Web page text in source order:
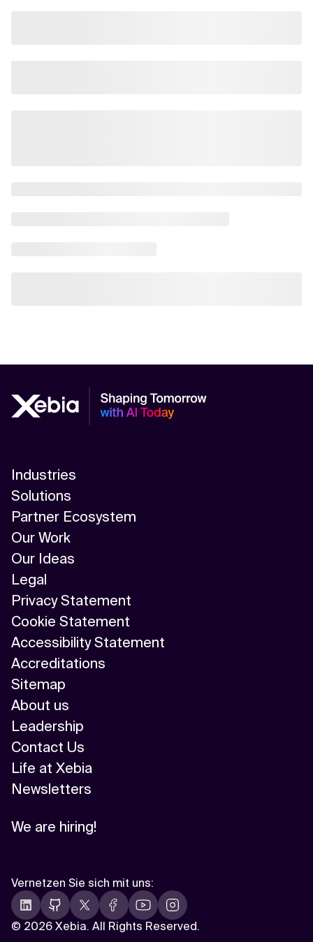
Industries
Solutions
Partner Ecosystem
Our Work
Our Ideas
Legal
Privacy Statement
Cookie Statement
Accessibility Statement
Accreditations
Sitemap
About us
Leadership
Contact Us
Life at Xebia
Newsletters
We are hiring!
© 2026 Xebia. All Rights Reserved.
Vernetzen Sie sich mit uns: